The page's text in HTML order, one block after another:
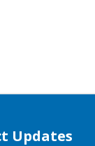
Updates